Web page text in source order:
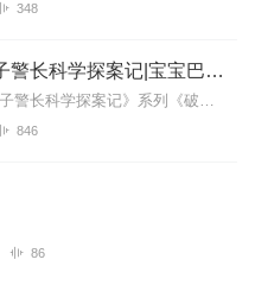
348
破坏者联盟篇2·猴子警长科学探案记|宝宝巴士故事
【适听年龄】7岁+《猴子警长科学探案记》系列《破坏者联盟篇1·猴子警长科学探案记》>>>《破坏者联盟篇2·猴子警长科学探案记》>>>《破坏者联盟篇3·猴子警长科...
846
86